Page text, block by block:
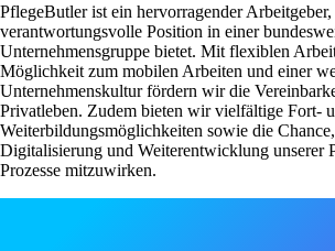
PflegeButler ist ein hervorragender Arbeitgeber,
verantwortungsvolle Position in einer
Unternehmensgruppe bietet. Mit flexiblen
Möglichkeit zum mobilen Arbeiten und einer
Unternehmenskultur fördern wir die
Privatleben. Zudem bieten wir vielfältige Fort-
Weiterbildungsmöglichkeiten sowie die
Digitalisierung und Weiterentwicklung unserer
Prozesse mitzuwirken.